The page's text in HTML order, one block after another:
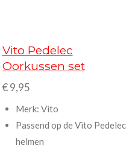
Vito Pedelec
Oorkussen set
€ 9,95
Merk: Vito
Passend op de Vito Pedelec
helmen